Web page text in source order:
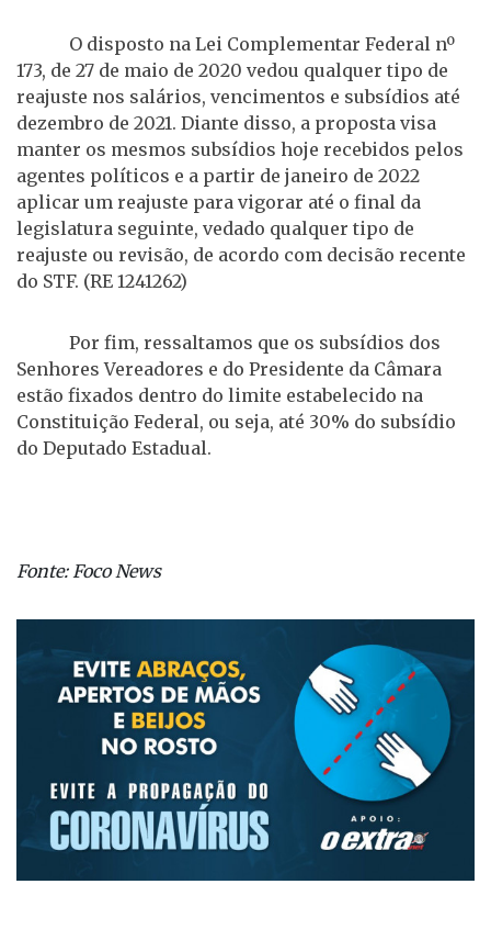
O disposto na Lei Complementar Federal nº
173, de 27 de maio de 2020 vedou qualquer tipo de
reajuste nos salários, vencimentos e subsídios até
dezembro de 2021. Diante disso, a proposta visa
manter os mesmos subsídios hoje recebidos pelos
agentes políticos e a partir de janeiro de 2022
aplicar um reajuste para vigorar até o final da
legislatura seguinte, vedado qualquer tipo de
reajuste ou revisão, de acordo com decisão recente
do STF. (RE 1241262)
Por fim, ressaltamos que os subsídios dos
Senhores Vereadores e do Presidente da Câmara
estão fixados dentro do limite estabelecido na
Constituição Federal, ou seja, até 30% do subsídio
do Deputado Estadual.
Fonte: Foco News